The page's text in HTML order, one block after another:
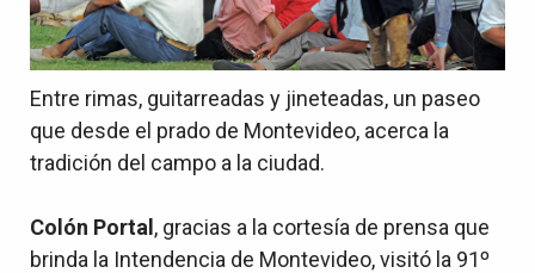
Entre rimas, guitarreadas y jineteadas, un paseo
que desde el prado de Montevideo, acerca la
tradición del campo a la ciudad.
Colón Portal , gracias a la cortesía de prensa que
brinda la Intendencia de Montevideo, visitó la 91º